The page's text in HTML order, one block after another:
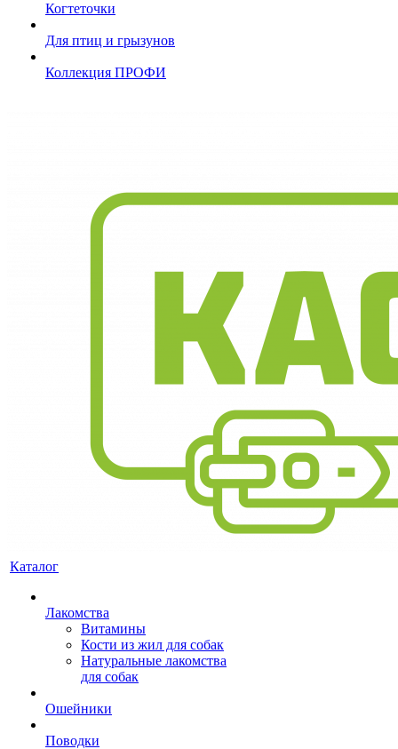
Когтеточки
Для птиц и грызунов
Коллекция ПРОФИ
Каталог
Лакомства
Витамины
Кости из жил для собак
Натуральные лакомства
для собак
Ошейники
Поводки